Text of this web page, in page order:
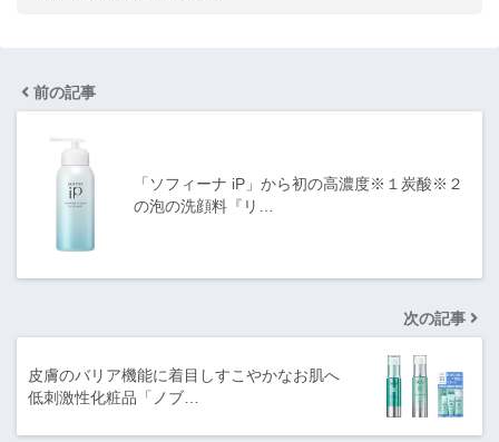
前の記事
「ソフィーナ iP」から初の高濃度※１炭酸※２
の泡の洗顔料『リ…
次の記事
皮膚のバリア機能に着目しすこやかなお肌へ
低刺激性化粧品「ノブ…